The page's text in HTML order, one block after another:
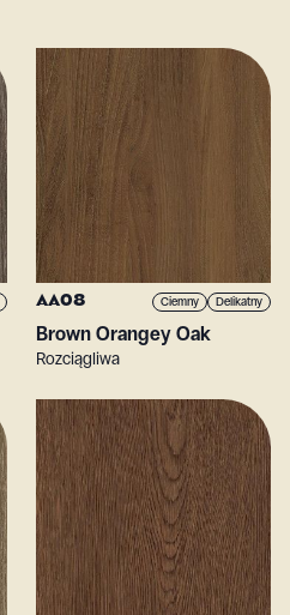
AA08 Ciemny Delikatny
Brown Orangey Oak
Rozciągliwa